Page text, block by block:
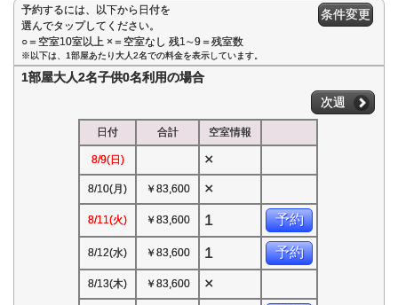
予約するには、以下から日付を
選んでタップしてください。
○＝空室10室以上 ×＝空室なし 残1∼9＝残室数
条件変更
※以下は、1部屋あたり大人2名での料金を表示しています。
1部屋大人2名子供0名利用の場合
次週
日付 合計 空室情報
8/9(日) ×
8/10(月) ￥83,600 ×
8/11(火) ￥83,600 1 予約
8/12(水) ￥83,600 1 予約
8/13(木) ￥83,600 ×